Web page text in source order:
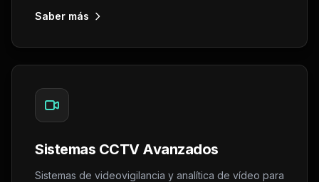
Saber más
Sistemas CCTV Avanzados
Sistemas de videovigilancia y analítica de vídeo para